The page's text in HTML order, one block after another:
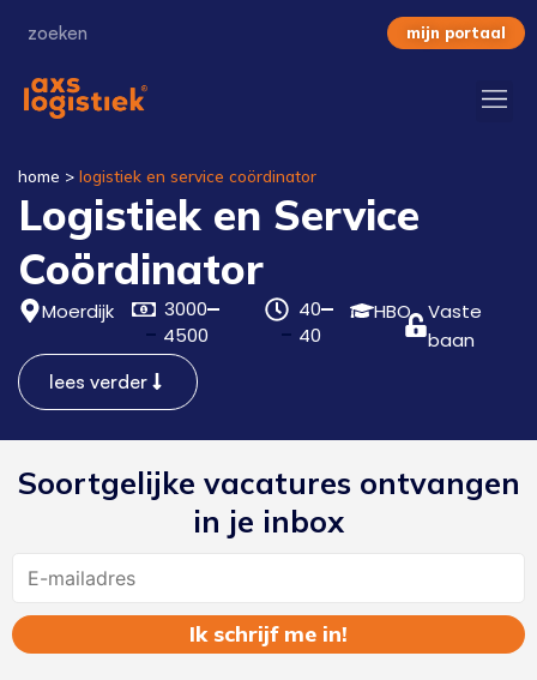
mijn portaal
home > logistiek en service coördinator
Logistiek en Service
Coördinator
Moerdijk
3000
4500
40
40
HBO
Vaste
baan
lees verder
Soortgelijke vacatures ontvangen
in je inbox